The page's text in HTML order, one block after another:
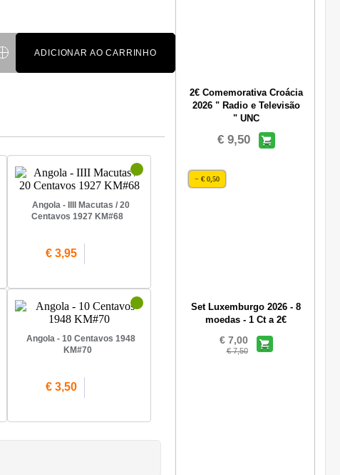
ADICIONAR AO CARRINHO
Angola - IIII Macutas / 20
Centavos 1927 KM#68
€ 3,95
Angola - 10 Centavos 1948
KM#70
€ 3,50
2€ Comemorativa Croácia
2026 " Radio e Televisão
" UNC
€ 9,50
− € 0,50
Set Luxemburgo 2026 - 8
moedas - 1 Ct a 2€
€ 7,00
€ 7,50